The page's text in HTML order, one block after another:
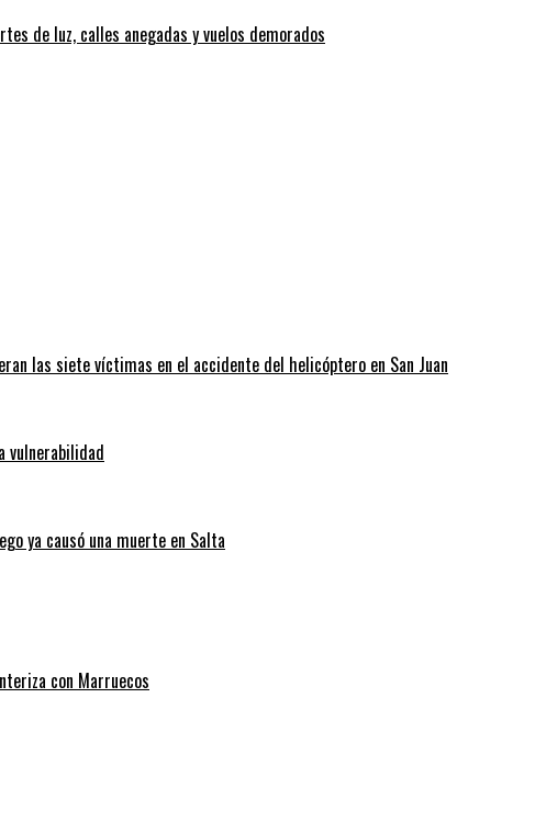
de luz, calles anegadas y vuelos demorados
las siete víctimas en el accidente del helicóptero en San Juan
vulnerabilidad
ya causó una muerte en Salta
con Marruecos